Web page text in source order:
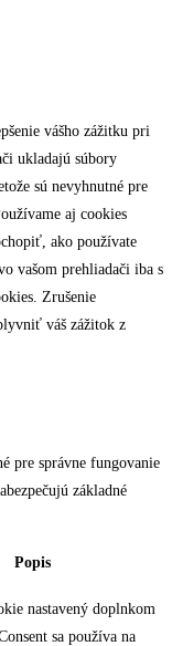
vášho zážitku pri
ukladajú súbory
sú nevyhnutné pre
aj cookies
ako používate
vašom prehliadači iba s
Zrušenie
váš zážitok z
pre správne fungovanie
základné
Popis
nastavený doplnkom
sa používa na